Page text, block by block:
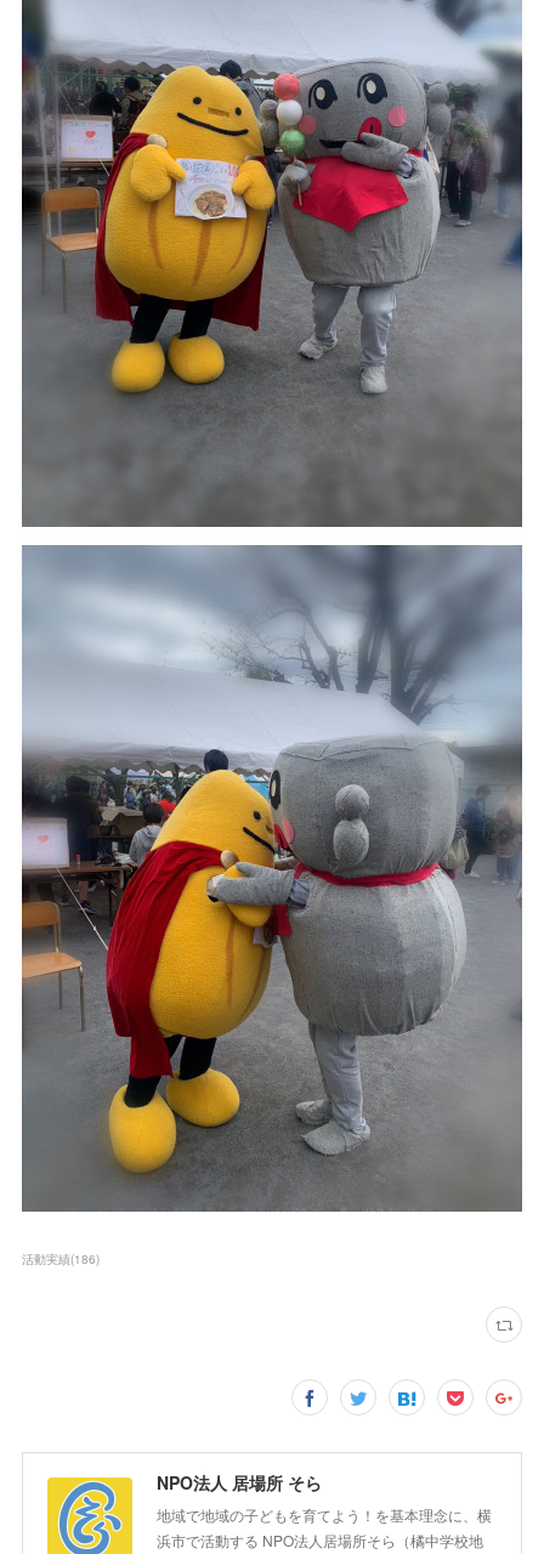
活動実績(186)
NPO法人 居場所 そら
地域で地域の子どもを育てよう！を基本理念に、横
浜市で活動する NPO法人居場所そら（橘中学校地